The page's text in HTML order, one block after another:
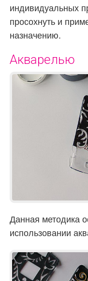
индивидуальных
просохнуть и
назначению.
Акварелью
Данная методика
использовании